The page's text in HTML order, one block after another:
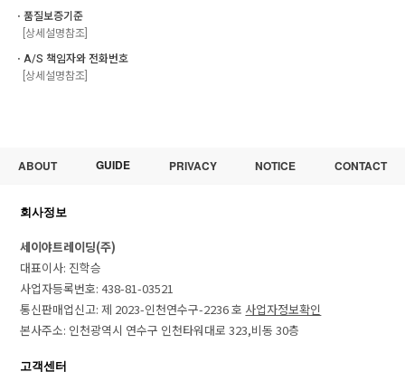
ㆍ품질보증기준
[상세설명참조]
ㆍA/S 책임자와 전화번호
[상세설명참조]
ABOUT GUIDE PRIVACY NOTICE CONTACT
회사정보
세이야트레이딩(주)
대표이사: 진학승
사업자등록번호: 438-81-03521
통신판매업신고: 제 2023-인천연수구-2236 호 사업자정보확인
본사주소: 인천광역시 연수구 인천타워대로 323,비동 30층
고객센터